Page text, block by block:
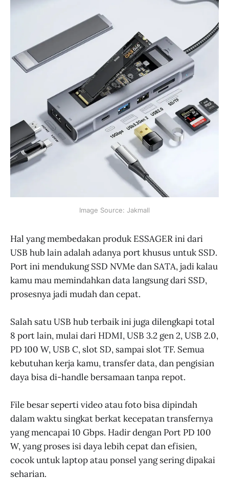
Image Source: Jakmall
Hal yang membedakan produk ESSAGER ini dari
USB hub lain adalah adanya port khusus untuk SSD.
Port ini mendukung SSD NVMe dan SATA, jadi kalau
kamu mau memindahkan data langsung dari SSD,
prosesnya jadi mudah dan cepat.
Salah satu USB hub terbaik ini juga dilengkapi total
8 port lain, mulai dari HDMI, USB 3.2 gen 2, USB 2.0,
PD 100 W, USB C, slot SD, sampai slot TF. Semua
kebutuhan kerja kamu, transfer data, dan pengisian
daya bisa di-handle bersamaan tanpa repot.
File besar seperti video atau foto bisa dipindah
dalam waktu singkat berkat kecepatan transfernya
yang mencapai 10 Gbps. Hadir dengan Port PD 100
W, yang proses isi daya lebih cepat dan efisien,
cocok untuk laptop atau ponsel yang sering dipakai
seharian.